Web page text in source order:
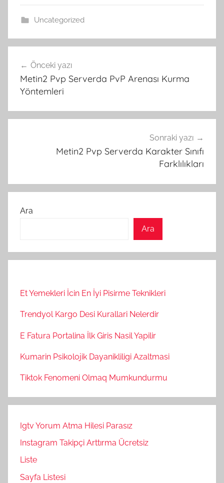
Uncategorized
gezinmesi
Önceki yazı
Metin2 Pvp Serverda PvP Arenası Kurma
Yöntemleri
Sonraki yazı
Metin2 Pvp Serverda Karakter Sınıfı
Farklılıkları
Ara
Ara
Et Yemekleri İcin En İyi Pisirme Teknikleri
Trendyol Kargo Desi Kurallari Nelerdir
E Fatura Portalina İlk Giris Nasil Yapilir
Kumarin Psikolojik Dayanikliligi Azaltmasi
Tiktok Fenomeni Olmaq Mumkundurmu
Igtv Yorum Atma Hilesi Parasız
Instagram Takipçi Arttırma Ücretsiz
Liste
Sayfa Listesi